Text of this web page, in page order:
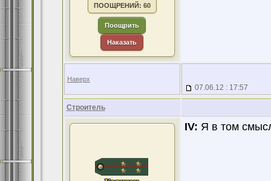
ПООЩРЕНИЙ: 60
Поощрить
Наказать
Наверх
07.06.12 : 17:57
Строитель
IV: Я в том